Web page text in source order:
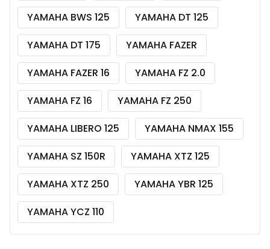
YAMAHA BWS 125
YAMAHA DT 125
YAMAHA DT 175
YAMAHA FAZER
YAMAHA FAZER 16
YAMAHA FZ 2.0
YAMAHA FZ 16
YAMAHA FZ 250
YAMAHA LIBERO 125
YAMAHA NMAX 155
YAMAHA SZ 150R
YAMAHA XTZ 125
YAMAHA XTZ 250
YAMAHA YBR 125
YAMAHA YCZ 110